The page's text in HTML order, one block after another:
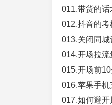
011.带货的
012.抖音的
013.关闭同城
014.开场拉
015.开场前
016.苹果手
017.如何避开